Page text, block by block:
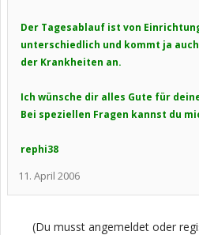
Der Tagesablauf ist von
unterschiedlich und kommt ja
der Krankheiten an.
Ich wünsche dir alles Gute für
Bei speziellen Fragen kannst du
rephi38
11. April 2006
(Du musst angemeldet oder